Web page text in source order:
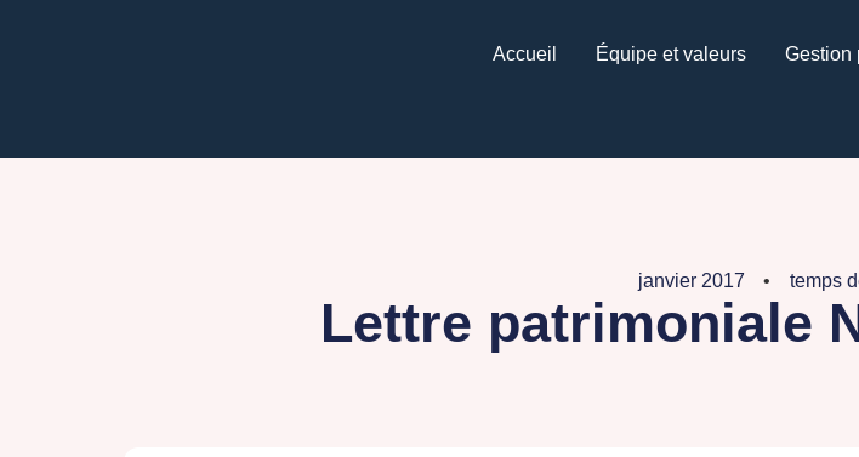
Accueil Équipe et valeurs Gestion
janvier 2017 temps
Lettre patrimoniale